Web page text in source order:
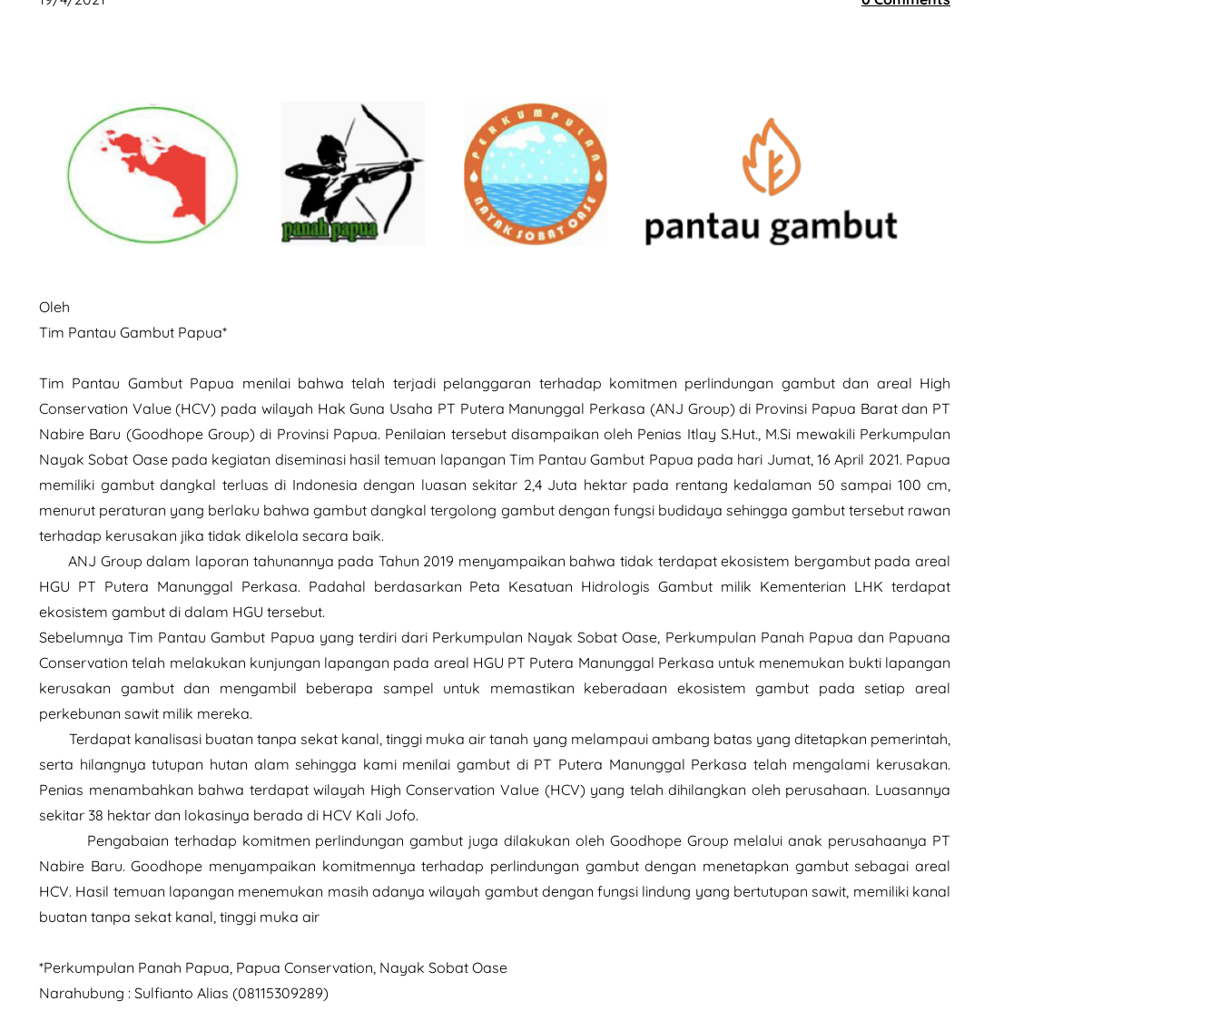
Oleh
Tim Pantau Gambut Papua*
Tim Pantau Gambut Papua menilai bahwa telah terjadi pelanggaran terhadap komitmen perlindungan gambut dan areal High
Conservation Value (HCV) pada wilayah Hak Guna Usaha PT Putera Manunggal Perkasa (ANJ Group) di Provinsi Papua Barat dan PT
Nabire Baru (Goodhope Group) di Provinsi Papua. Penilaian tersebut disampaikan oleh Penias Itlay S.Hut., M.Si mewakili Perkumpulan
Nayak Sobat Oase pada kegiatan diseminasi hasil temuan lapangan Tim Pantau Gambut Papua pada hari Jumat, 16 April 2021. Papua
memiliki gambut dangkal terluas di Indonesia dengan luasan sekitar 2,4 Juta hektar pada rentang kedalaman 50 sampai 100 cm,
menurut peraturan yang berlaku bahwa gambut dangkal tergolong gambut dengan fungsi budidaya sehingga gambut tersebut rawan
terhadap kerusakan jika tidak dikelola secara baik.
ANJ Group dalam laporan tahunannya pada Tahun 2019 menyampaikan bahwa tidak terdapat ekosistem bergambut pada areal
HGU PT Putera Manunggal Perkasa. Padahal berdasarkan Peta Kesatuan Hidrologis Gambut milik Kementerian LHK terdapat
ekosistem gambut di dalam HGU tersebut.
Sebelumnya Tim Pantau Gambut Papua yang terdiri dari Perkumpulan Nayak Sobat Oase, Perkumpulan Panah Papua dan Papuana
Conservation telah melakukan kunjungan lapangan pada areal HGU PT Putera Manunggal Perkasa untuk menemukan bukti lapangan
kerusakan gambut dan mengambil beberapa sampel untuk memastikan keberadaan ekosistem gambut pada setiap areal
perkebunan sawit milik mereka.
Terdapat kanalisasi buatan tanpa sekat kanal, tinggi muka air tanah yang melampaui ambang batas yang ditetapkan pemerintah,
serta hilangnya tutupan hutan alam sehingga kami menilai gambut di PT Putera Manunggal Perkasa telah mengalami kerusakan.
Penias menambahkan bahwa terdapat wilayah High Conservation Value (HCV) yang telah dihilangkan oleh perusahaan. Luasannya
sekitar 38 hektar dan lokasinya berada di HCV Kali Jofo.
Pengabaian terhadap komitmen perlindungan gambut juga dilakukan oleh Goodhope Group melalui anak perusahaanya PT
Nabire Baru. Goodhope menyampaikan komitmennya terhadap perlindungan gambut dengan menetapkan gambut sebagai areal
HCV. Hasil temuan lapangan menemukan masih adanya wilayah gambut dengan fungsi lindung yang bertutupan sawit, memiliki kanal
buatan tanpa sekat kanal, tinggi muka air
*Perkumpulan Panah Papua, Papua Conservation, Nayak Sobat Oase
Narahubung : Sulfianto Alias (08115309289)